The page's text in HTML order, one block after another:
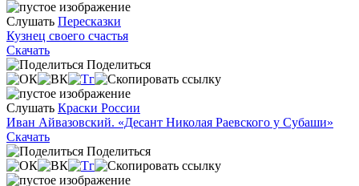
Слушать Пересказки
Кузнец своего счастья
Скачать
Поделиться
Слушать Краски России
Иван Айвазовский. «Десант Николая Раевского у Субаши»
Скачать
Поделиться